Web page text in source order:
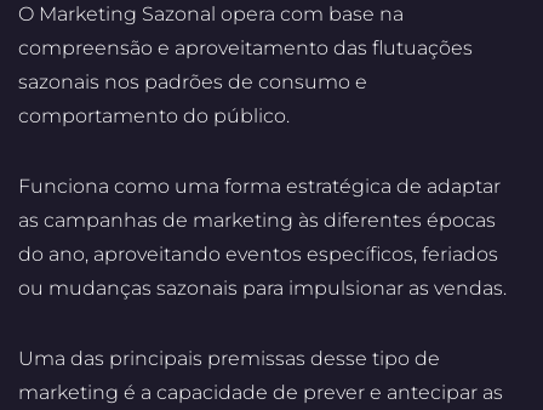
O Marketing Sazonal opera com base na
compreensão e aproveitamento das flutuações
sazonais nos padrões de consumo e
comportamento do público.
Funciona como uma forma estratégica de adaptar
as campanhas de marketing às diferentes épocas
do ano, aproveitando eventos específicos, feriados
ou mudanças sazonais para impulsionar as vendas.
Uma das principais premissas desse tipo de
marketing é a capacidade de prever e antecipar as